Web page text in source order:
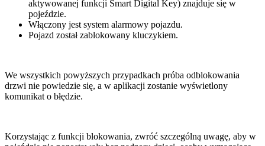
aktywowanej funkcji Smart Digital Key) znajduje się w
pojeździe.
Włączony jest system alarmowy pojazdu.
Pojazd został zablokowany kluczykiem.
We wszystkich powyższych przypadkach próba odblokowania
drzwi nie powiedzie się, a w aplikacji zostanie wyświetlony
komunikat o błędzie.
Korzystając z funkcji blokowania, zwróć szczególną uwagę, aby w